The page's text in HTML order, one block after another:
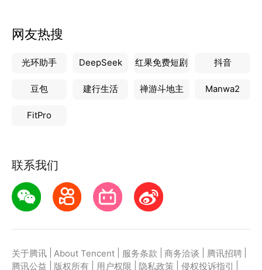
网友热搜
光环助手 DeepSeek 红果免费短剧 抖音
豆包 建行生活 禅游斗地主 Manwa2
FitPro
联系我们
关于腾讯 About Tencent 服务条款 商务洽谈 腾讯招聘
腾讯公益
版权所有 用户权限 隐私政策 侵权投诉指引